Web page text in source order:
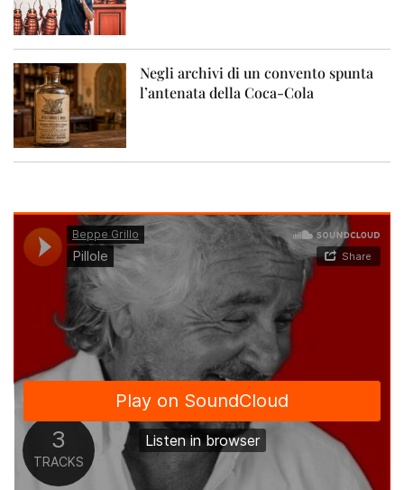
Negli archivi di un convento spunta
l’antenata della Coca-Cola